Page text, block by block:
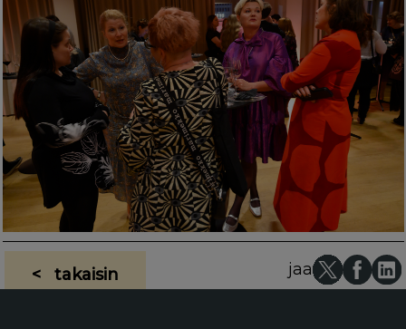
< takaisin jaa